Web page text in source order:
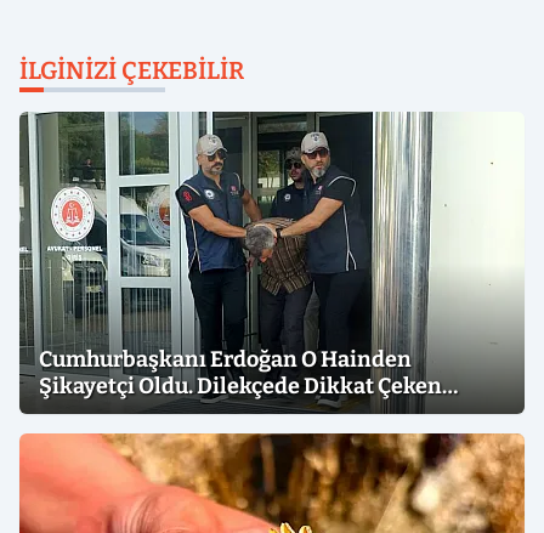
İLGINIZI ÇEKEBILIR
Cumhurbaşkanı Erdoğan O Hainden
Şikayetçi Oldu. Dilekçede Dikkat Çeken
İfadeler